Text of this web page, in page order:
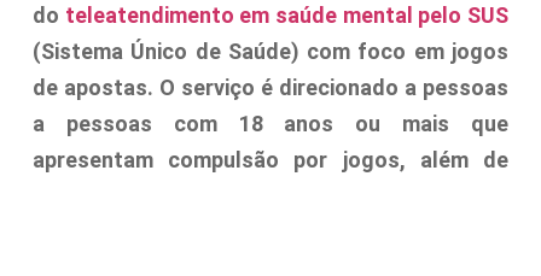
do teleatendimento em saúde mental pelo SUS
(Sistema Único de Saúde) com foco em jogos
de apostas. O serviço é direcionado a pessoas
a pessoas com 18 anos ou mais que
apresentam compulsão por jogos, além de